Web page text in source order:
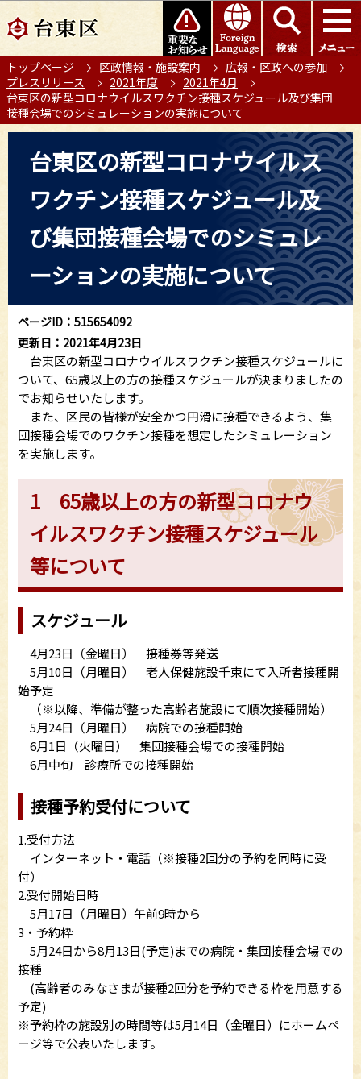
の
ー
ジ
の
先
このページの本文へ移動
トップページ 区政情報・施設案内
広報・区政への参加
プレスリリース
2021年度
2021年4月
台東区の新型コロナウイルスワクチン接種スケジュール及び集団
接種会場でのシミュレーションの実施について
台東区の新型コロナウイルス
ワクチン接種スケジュール及
び集団接種会場でのシミュレ
ーションの実施について
ページID：515654092
更新日：2021年4月23日
台東区の新型コロナウイルスワクチン接種スケジュールに
ついて、65歳以上の方の接種スケジュールが決まりましたの
でお知らせいたします。
また、区民の皆様が安全かつ円滑に接種できるよう、集
団接種会場でのワクチン接種を想定したシミュレーション
を実施します。
1 65歳以上の方の新型コロナウ
イルスワクチン接種スケジュール
等について
スケジュール
4月23日（金曜日） 接種券等発送
5月10日（月曜日） 老人保健施設千束にて入所者接種開
始予定
（※以降、準備が整った高齢者施設にて順次接種開始）
5月24日（月曜日） 病院での接種開始
6月1日（火曜日） 集団接種会場での接種開始
6月中旬 診療所での接種開始
接種予約受付について
1.受付方法
インターネット・電話（※接種2回分の予約を同時に受
付）
2.受付開始日時
5月17日（月曜日）午前9時から
3・予約枠
5月24日から8月13日(予定)までの病院・集団接種会場での
接種
(高齢者のみなさまが接種2回分を予約できる枠を用意する
予定)
※予約枠の施設別の時間等は5月14日（金曜日）にホームペ
ージ等で公表いたします。